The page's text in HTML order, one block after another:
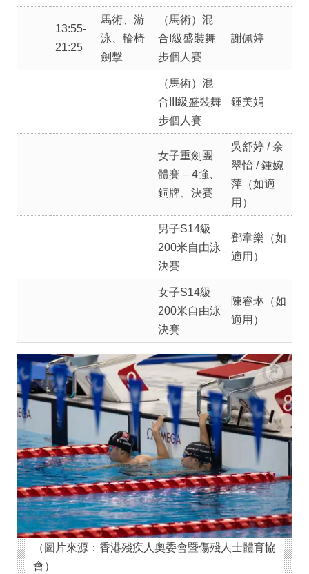
13:55-
21:25
馬術、游
泳、輪椅
劍擊
（馬術）混
合I級盛裝舞
步個人賽
謝佩婷
（馬術）混
合III級盛裝舞
步個人賽
鍾美娟
女子重劍團
體賽 – 4強、
銅牌、決賽
吳舒婷 / 余
翠怡 / 鍾婉
萍（如適
用）
男子S14級
200米自由泳
決賽
鄧韋樂（如
適用）
女子S14級
200米自由泳
決賽
陳睿琳（如
適用）
（圖片來源：香港殘疾人奧委會暨傷殘人士體育協
會）